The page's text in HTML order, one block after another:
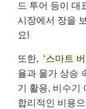
드 투어 등이 대
시장에서 장을
요!
또한, ‘스마트
율과 물가 상승
기 활용, 비수기
합리적인 비용